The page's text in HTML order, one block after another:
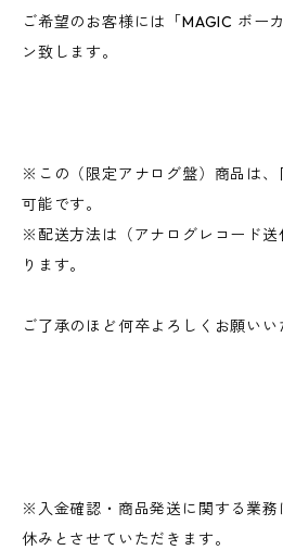
ご希望のお客様には「MAGIC ボー
ン致します。
※この（限定アナログ盤）商品は、
可能です。
※配送方法は（アナログレコード送
ります。
ご了承のほど何卒よろしくお願いい
※入金確認・商品発送に関する業務
休みとさせていただきます。